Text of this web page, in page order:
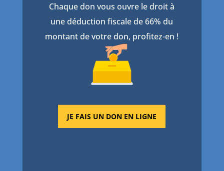
Chaque don vous ouvre le droit à
une déduction fiscale de 66% du
montant de votre don, profitez-en !
JE FAIS UN DON EN LIGNE